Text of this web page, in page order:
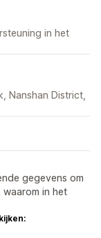
in het
Nanshan District,
gegevens om
in het